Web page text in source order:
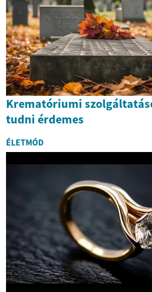
Krematóriumi
tudni érdemes
ÉLETMÓD